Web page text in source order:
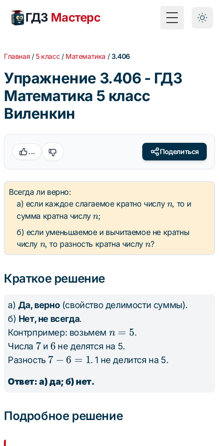
ГДЗ Мастерс Toggle Menu
Главная / 5 класс / Математика /3.406
Упражнение 3.406 - ГДЗ
Математика 5 класс
Виленкин
... Поделиться
Всегда ли верно:
а) если каждое слагаемое кратно числу n
n, то и
сумма кратна числуn
n;
б) если уменьшаемое и вычитаемое не кратны
числу n
n, то разность кратна числуn
n?
Краткое решение
а) Да, верно(свойство делимости суммы).
б) Нет, не всегда.
Контрпример: возьмем n=5
n = 5.
Числа 7
7и 6
6 не делятся на 5.
Разность 7
6
1
7 − 6 = 1. 1 не делится на 5.
Ответ: а) да; б) нет.
Подробное решение